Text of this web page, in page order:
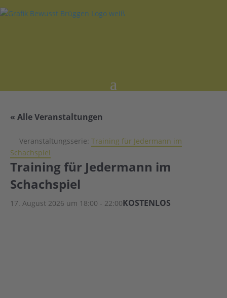
« Alle Veranstaltungen
Veranstaltungsserie: Training für Jedermann im
Schachspiel
Training für Jedermann im
Schachspiel
17. August 2026 um 18:00 - 22:00KOSTENLOS